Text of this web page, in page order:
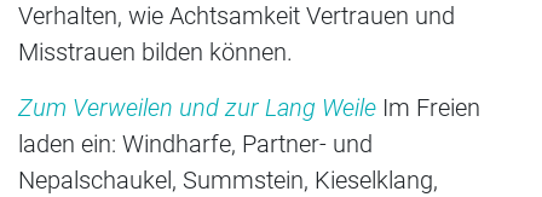
Verhalten, wie Achtsamkeit Vertrauen und
Misstrauen bilden können.
Zum Verweilen und zur Lang Weile Im Freien
laden ein: Windharfe, Partner- und
Nepalschaukel, Summstein, Kieselklang,